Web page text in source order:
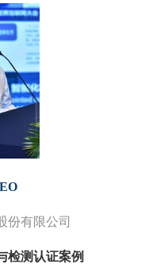
份有限公司
检测认证案例